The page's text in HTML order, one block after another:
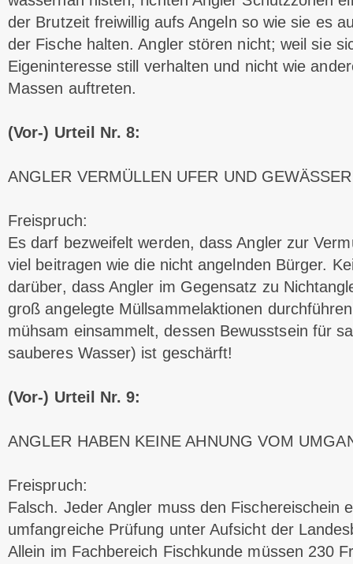
der Brutzeit freiwillig aufs Angeln so wie sie es
der Fische halten. Angler stören nicht; weil sie
Eigeninteresse still verhalten und nicht wie
Massen auftreten.
(Vor-) Urteil Nr. 8:
ANGLER VERMÜLLEN UFER UND GEWÄSSER
Freispruch:
Es darf bezweifelt werden, dass Angler zur
viel beitragen wie die nicht angelnden Bürger.
darüber, dass Angler im Gegensatz zu
groß angelegte Müllsammelaktionen
mühsam einsammelt, dessen Bewusstsein für
sauberes Wasser) ist geschärft!
(Vor-) Urteil Nr. 9:
ANGLER HABEN KEINE AHNUNG VOM
Freispruch:
Falsch. Jeder Angler muss den Fischereischein
umfangreiche Prüfung unter Aufsicht der
Allein im Fachbereich Fischkunde müssen 230